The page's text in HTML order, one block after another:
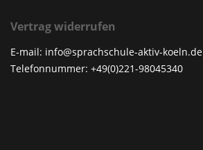
Vertrag widerrufen
E-mail: info@sprachschule-aktiv-koeln.de
Telefonnummer: +49(0)221-98045340